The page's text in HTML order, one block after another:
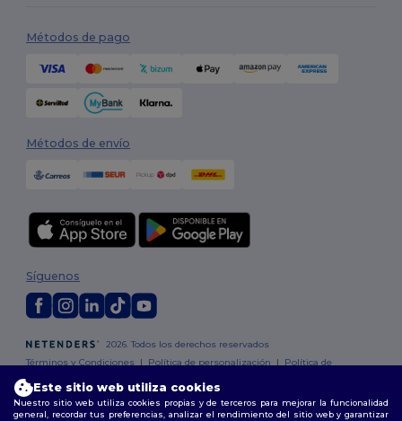
Métodos de pago
Métodos de envío
2026. Todos los derechos reservados
Términos y Condiciones | Política de personalización | Política de
Síguenos
Madrid |Barcelona| Valencia | Seville |Zaragoza | Málaga| Murcia |
Este sitio web utiliza cookies
Nuestro sitio web utiliza cookies propias y de terceros para mejorar la funcionalidad
general, recordar tus preferencias, analizar el rendimiento del sitio web y garantizar